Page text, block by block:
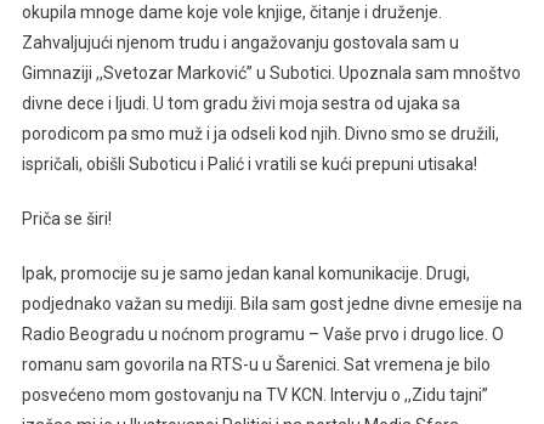
okupila mnoge dame koje vole knjige, čitanje i druženje.
Zahvaljujući njenom trudu i angažovanju gostovala sam u
Gimnaziji ,,Svetozar Marković’’ u Subotici. Upoznala sam mnoštvo
divne dece i ljudi. U tom gradu živi moja sestra od ujaka sa
porodicom pa smo muž i ja odseli kod njih. Divno smo se družili,
ispričali, obišli Suboticu i Palić i vratili se kući prepuni utisaka!
Priča se širi!
Ipak, promocije su je samo jedan kanal komunikacije. Drugi,
podjednako važan su mediji. Bila sam gost jedne divne emesije na
Radio Beogradu u noćnom programu – Vaše prvo i drugo lice. O
romanu sam govorila na RTS-u u Šarenici. Sat vremena je bilo
posvećeno mom gostovanju na TV KCN. Intervju o ,,Zidu tajni’’